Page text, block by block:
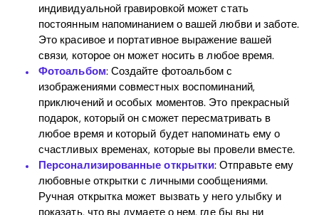
индивидуальной гравировкой может стать
постоянным напоминанием о вашей любви и заботе.
Это красивое и портативное выражение вашей
связи, которое он может носить в любое время.
Фотоальбом: Создайте фотоальбом с
изображениями совместных воспоминаний,
приключений и особых моментов. Это прекрасный
подарок, который он сможет пересматривать в
любое время и который будет напоминать ему о
счастливых временах, которые вы провели вместе.
Персонализированные открытки: Отправьте ему
любовные открытки с личными сообщениями.
Ручная открытка может вызвать у него улыбку и
показать, что вы думаете о нем, где бы вы ни